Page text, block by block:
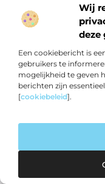
Wij
deze
Een cookiebericht is
gebruikers te
mogelijkheid te geven
berichten zijn
[cookiebeleid].
Goed artikel? Deel
Facebook Share on
Email